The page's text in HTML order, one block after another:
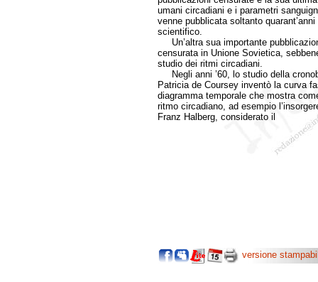
umani circadiani e i parametri
venne pubblicata soltanto
scientifico.
Un’altra sua importante
censurata in Unione Sovietica,
studio dei ritmi circadiani.
Negli anni ’60, lo studio della
Patricia de Coursey inventò la curva
diagramma temporale che mostra
ritmo circadiano, ad esempio
Franz Halberg, considerato il
versione